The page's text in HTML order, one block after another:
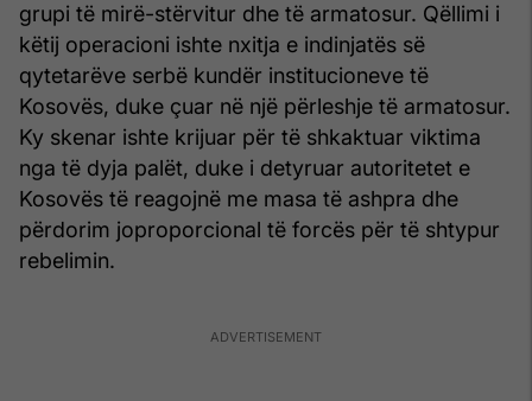
grupi të mirë-stërvitur dhe të armatosur. Qëllimi i
këtij operacioni ishte nxitja e indinjatës së
qytetarëve serbë kundër institucioneve të
Kosovës, duke çuar në një përleshje të armatosur.
Ky skenar ishte krijuar për të shkaktuar viktima
nga të dyja palët, duke i detyruar autoritetet e
Kosovës të reagojnë me masa të ashpra dhe
përdorim joproporcional të forcës për të shtypur
rebelimin.